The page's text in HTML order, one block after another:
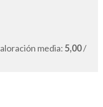
media:5,00/